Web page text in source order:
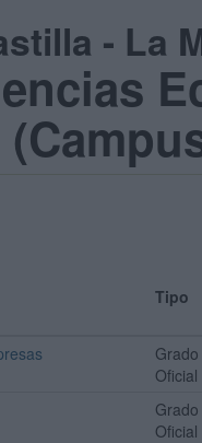
- La
Tipo
Grado
Oficial
Grado
Oficial